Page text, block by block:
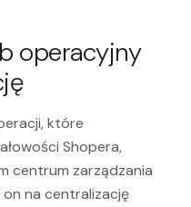
operacyjny
które
Shopera,
centrum zarządzania
on na centralizację